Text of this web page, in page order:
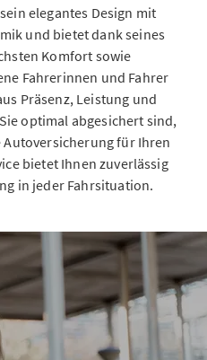
elegantes Design mit
und bietet dank seines
Komfort sowie
Fahrerinnen und Fahrer
Präsenz, Leistung und
optimal abgesichert sind,
Autoversicherung für Ihren
bietet Ihnen zuverlässig
in jeder Fahrsituation.